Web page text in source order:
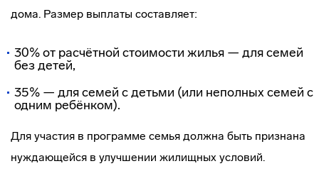
дома. Размер выплаты составляет:
30% от расчётной стоимости жилья — для семей
без детей,
35% — для семей с детьми (или неполных семей с
одним ребёнком).
Для участия в программе семья должна быть признана
нуждающейся в улучшении жилищных условий.